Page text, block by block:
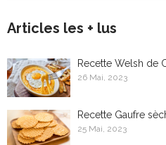
Articles les + lus
Recette Welsh de
26 Mai, 2023
Recette Gaufre
25 Mai, 2023